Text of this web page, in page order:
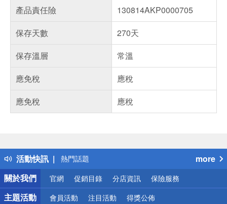
產品責任險
130814AKP0000705
保存天數
270天
保存溫層
常溫
應免稅
應稅
應免稅
應稅
活動快訊
得獎公告
熱門話題
銀行優惠
偏遠地區配送
詐騙網頁！請小心！
more
關於我們
官網 促銷目錄 分店資訊 保險服務
主題活動 會員活動 注目活動 得獎公佈